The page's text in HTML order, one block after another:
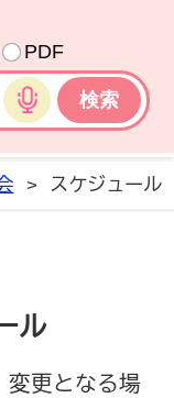
PDF
音声検索
> スケジュール
ル
変更となる場